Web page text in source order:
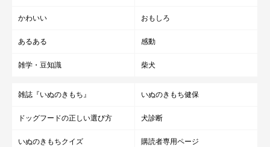
かわいい おもしろ
あるある 感動
雑学・豆知識 柴犬
雑誌『いぬのきもち』 いぬのきもち健保
ドッグフードの正しい選び方 犬診断
いぬのきもちクイズ 購読者専用ページ